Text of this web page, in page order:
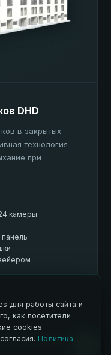
DHD
в закрытых
технология
при
камеры
для работы сайта и
как посетители
cookies
Политика